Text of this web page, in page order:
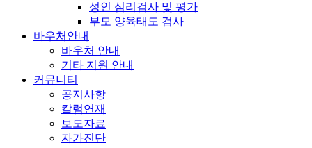
성인 심리검사 및 평가
부모 양육태도 검사
바우처안내
바우처 안내
기타 지원 안내
커뮤니티
공지사항
칼럼연재
보도자료
자가진단